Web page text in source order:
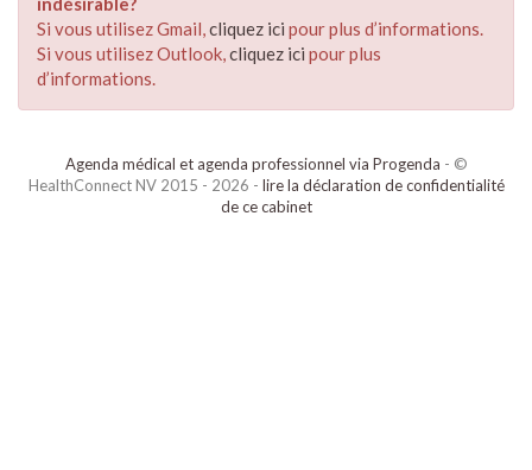
Si vous utilisez Gmail,cliquez ici pour plus d’informations.
Si vous utilisez Outlook,cliquez ici pour plus
d’informations.
Agenda médical et agenda professionnel via Progenda - ©
HealthConnect NV 2015 - 2026 - lire la déclaration de confidentialité
de ce cabinet